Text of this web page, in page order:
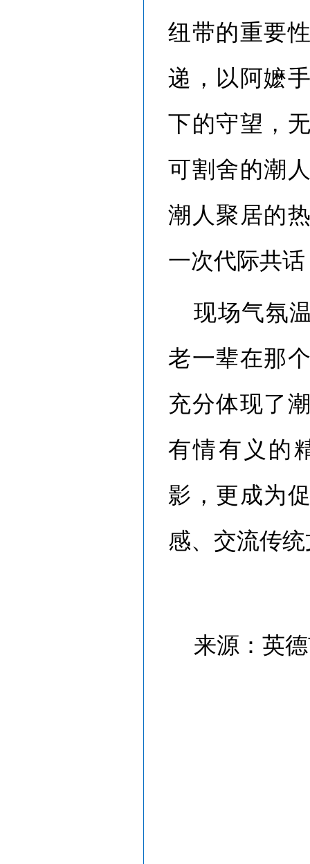
纽带的重要
递，以阿嬷
下的守望，
可割舍的潮
潮人聚居的
一次代际共
现场气氛
老一辈在那
充分体现了
有情有义的
影，更成为
感、交流传
来源：英